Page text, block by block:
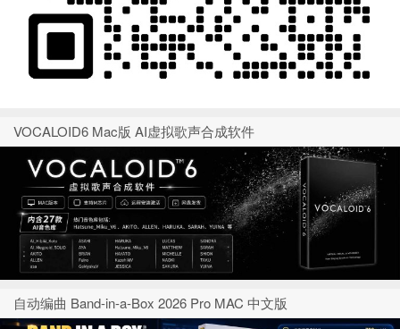
VOCALOID6 Mac版 AI虚拟歌声合成软件
自动编曲 Band-in-a-Box 2026 Pro MAC 中文版